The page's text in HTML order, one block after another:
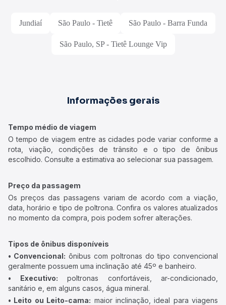
Jundiaí São Paulo - Tietê São Paulo - Barra Funda
São Paulo, SP - Tietê Lounge Vip
Informações gerais
Tempo médio de viagem
O tempo de viagem entre as cidades pode variar conforme a
rota, viação, condições de trânsito e o tipo de ônibus
escolhido. Consulte a estimativa ao selecionar sua passagem.
Preço da passagem
Os preços das passagens variam de acordo com a viação,
data, horário e tipo de poltrona. Confira os valores atualizados
no momento da compra, pois podem sofrer alterações.
Tipos de ônibus disponíveis
• Convencional: ônibus com poltronas do tipo convencional
geralmente possuem uma inclinação até 45º e banheiro.
• Executivo: poltronas confortáveis, ar-condicionado,
sanitário e, em alguns casos, água mineral.
• Leito ou Leito-cama: maior inclinação, ideal para viagens